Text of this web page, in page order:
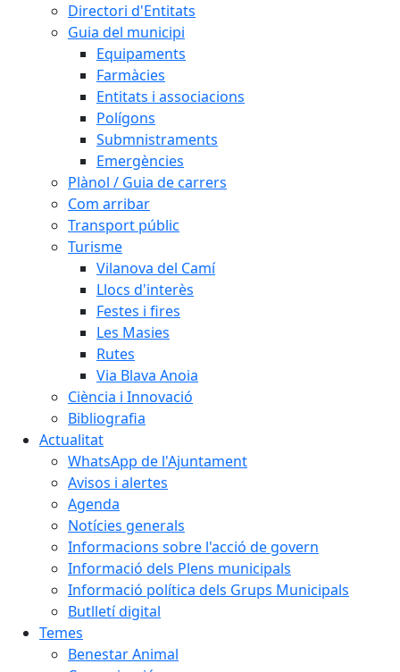
Directori d'Entitats
Guia del municipi
Equipaments
Farmàcies
Entitats i associacions
Polígons
Submnistraments
Emergències
Plànol / Guia de carrers
Com arribar
Transport públic
Turisme
Vilanova del Camí
Llocs d'interès
Festes i fires
Les Masies
Rutes
Via Blava Anoia
Ciència i Innovació
Bibliografia
Actualitat
WhatsApp de l'Ajuntament
Avisos i alertes
Agenda
Notícies generals
Informacions sobre l'acció de govern
Informació dels Plens municipals
Informació política dels Grups Municipals
Butlletí digital
Temes
Benestar Animal